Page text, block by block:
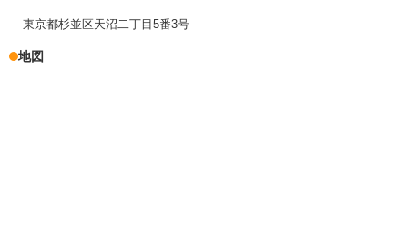
東京都杉並区天沼二丁目5番3号
地図